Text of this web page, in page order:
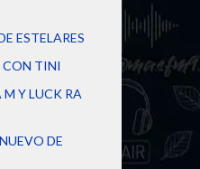
ESTELARES
CON TINI
M Y LUCK RA
DE